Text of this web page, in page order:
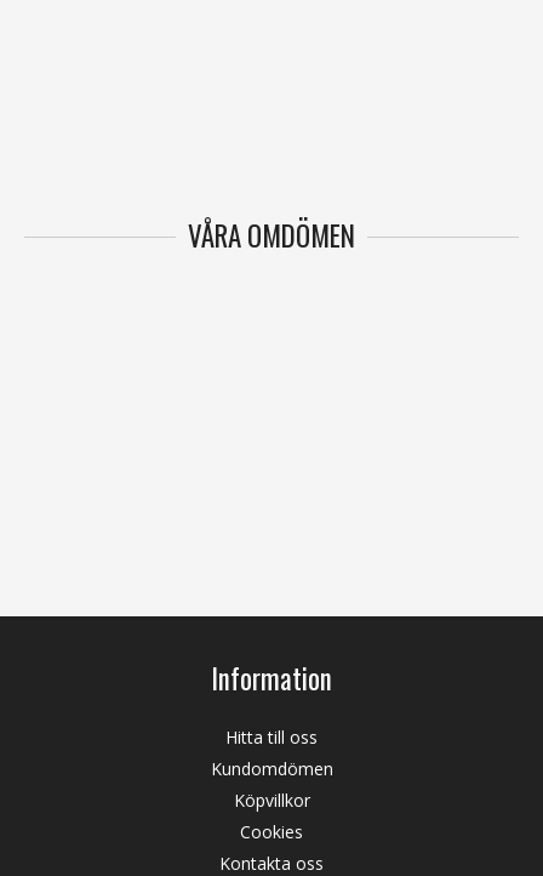
VÅRA OMDÖMEN
Information
Hitta till oss
Kundomdömen
Köpvillkor
Cookies
Kontakta oss